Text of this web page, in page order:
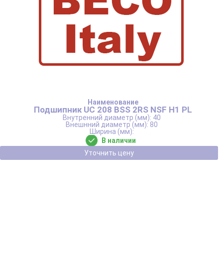
Подшипник UC 208 BSS 2RS NSF H1 PL
40
80
В наличии
Уточнить цену